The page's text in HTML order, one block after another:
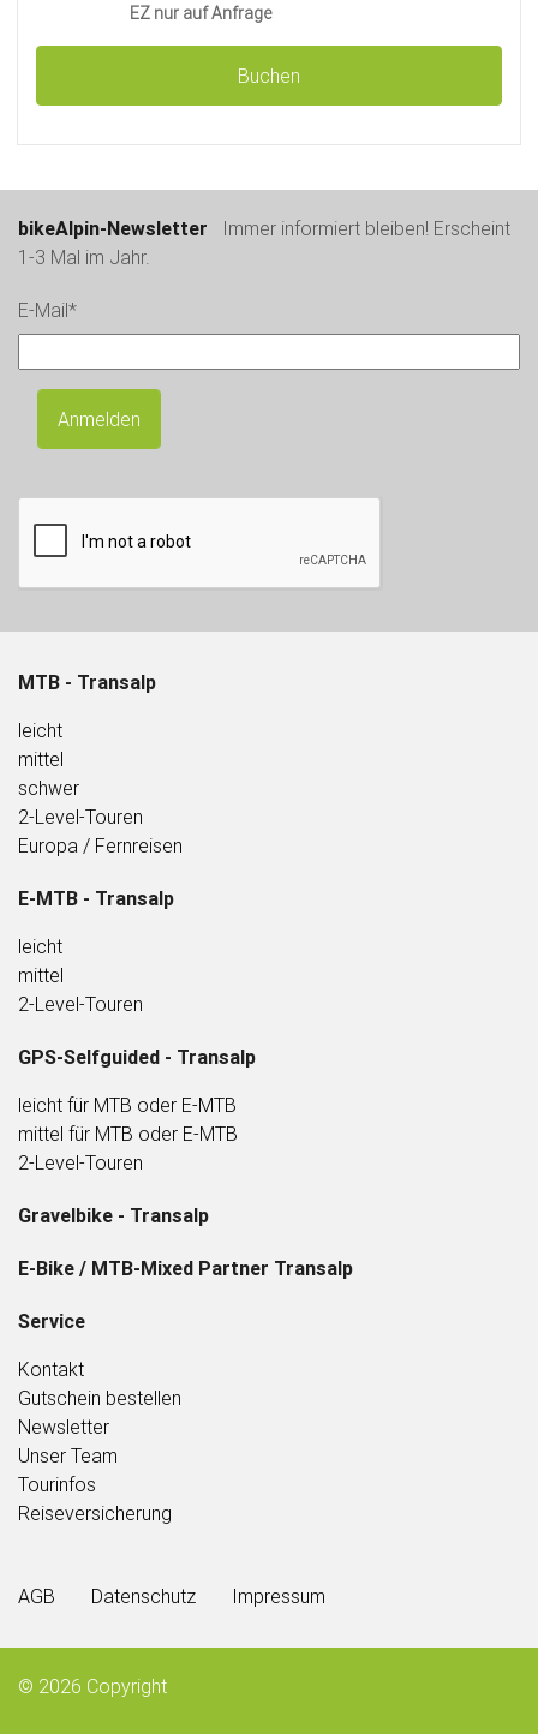
EZ nur auf Anfrage
Buchen
bikeAlpin-Newsletter Immer informiert bleiben! Erscheint
1-3 Mal im Jahr.
E-Mail*
Anmelden
MTB - Transalp
leicht
mittel
schwer
2-Level-Touren
Europa / Fernreisen
E-MTB - Transalp
leicht
mittel
2-Level-Touren
GPS-Selfguided - Transalp
leicht für MTB oder E-MTB
mittel für MTB oder E-MTB
2-Level-Touren
Gravelbike - Transalp
E-Bike / MTB-Mixed Partner Transalp
Service
Kontakt
Gutschein bestellen
Newsletter
Unser Team
Tourinfos
Reiseversicherung
AGB Datenschutz Impressum
© 2026 Copyright